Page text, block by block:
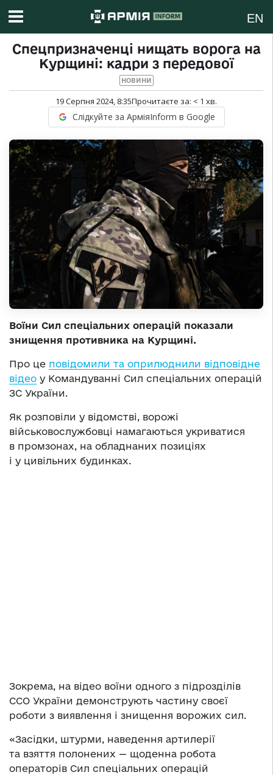
EN
Спецпризначенці нищать ворога на
Курщині: кадри з передової
НОВИНИ
19 Серпня 2024, 8:35Прочитаєте за: < 1 хв.
Слідкуйте за АрміяInform в Google
Воїни Сил спеціальних операцій показали
знищення противника на Курщині.
Про це повідомили та оприлюднили відповідне
відео у Командуванні Сил спеціальних операцій
ЗС України.
Як розповіли у відомстві, ворожі
військовослужбовці намагаються укриватися
в промзонах, на обладнаних позиціях
і у цивільних будинках.
Зокрема, на відео воїни одного з підрозділів
ССО України демонструють частину своєї
роботи з виявлення і знищення ворожих сил.
«Засідки, штурми, наведення артилерії
та взяття полонених — щоденна робота
операторів Сил спеціальних операцій